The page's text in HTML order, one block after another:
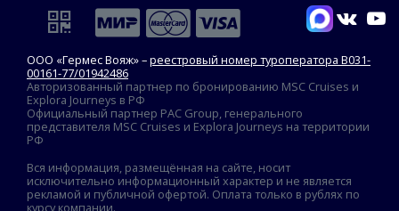
ООО «Гермес Вояж» –реестровый номер туроператора В031-
00161-77/01942486
Авторизованный партнер по бронированию MSC Cruises и
Explora Journeys в РФ
Официальный партнер PAC Group, генерального
представителя MSC Cruises и Explora Journeys на территории
РФ
Вся информация, размещённая на сайте, носит
исключительно информационный характер и не является
рекламой и публичной офертой. Оплата только в рублях по
курсу компании.